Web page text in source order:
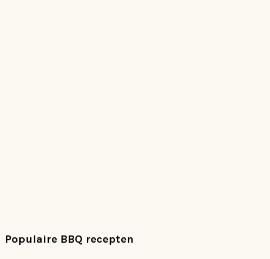
Populaire BBQ recepten